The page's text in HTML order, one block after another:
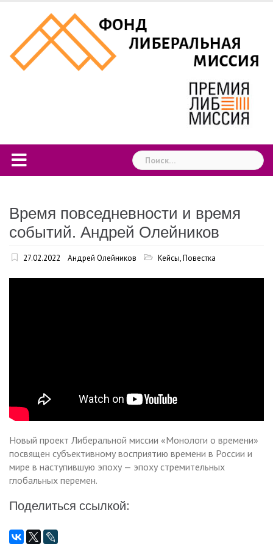
content
Найти:
Время повседневности и время
событий. Андрей Олейников
27.02.2022 Андрей Олейников Кейсы,Повестка
Новый проект Либеральной миссии «Монологи о времени»
посвящен субъективному восприятию времени в России и
мире в наступившую эпоху — эпоху стремительных
глобальных перемен.
Поделиться ссылкой: